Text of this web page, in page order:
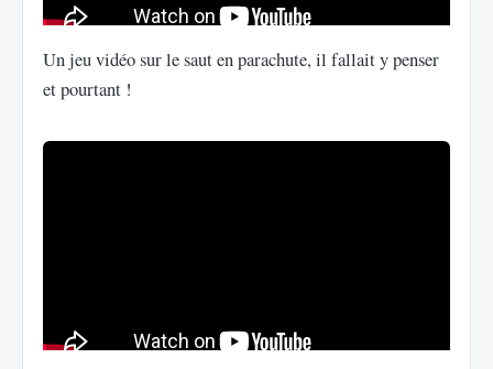
Un jeu vidéo sur le saut en parachute, il fallait y penser
et pourtant !